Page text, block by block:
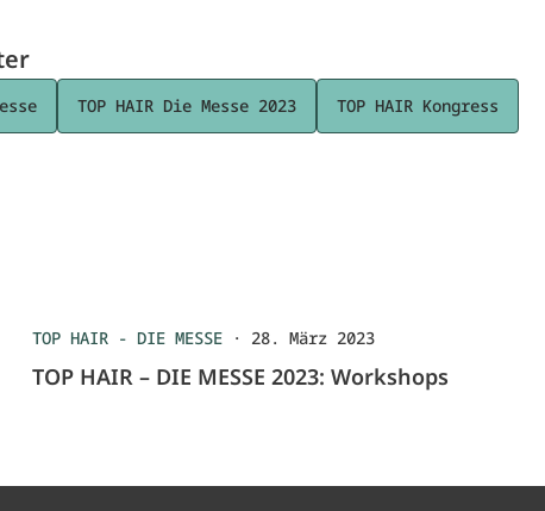
TOP HAIR Die Messe 2023 TOP HAIR Kongress
TOP HAIR - DIE MESSE · 28. März 2023
TOP HAIR – DIE MESSE 2023: Workshops